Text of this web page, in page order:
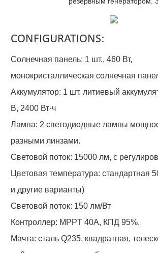
CONFIGURATIONS:
Солнечная панель: 1 шт., 460 Вт,
монокристаллическая солнечная
Аккумулятор: 1 шт. литиевый
В, 2400 Вт·ч
Лампа: 2 светодиодные лампы
разными линзами.
Световой поток: 15000 лм, с
Цветовая температура: стандартная
и другие варианты)
Световой поток: 150 лм/Вт
Контроллер: MPPT 40A, КПД 95%.
Мачта: сталь Q235, квадратная,